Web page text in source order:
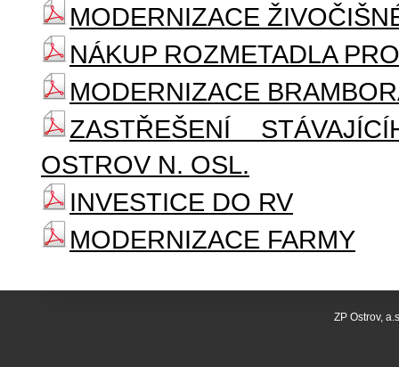
MODERNIZACE
NÁKUP ROZMETADLA
MODERNIZACE
ZASTŘEŠENÍ
OSTROV N. OSL.
INVESTICE DO RV
MODERNIZACE FARMY
ZP Ostrov,